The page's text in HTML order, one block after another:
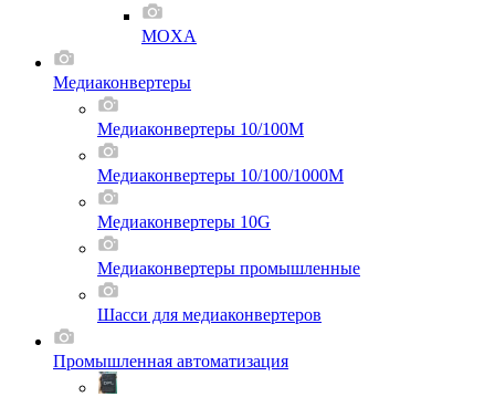
MOXA
Медиаконвертеры
Медиаконвертеры 10/100M
Медиаконвертеры 10/100/1000M
Медиаконвертеры 10G
Медиаконвертеры промышленные
Шасси для мeдиаконвертеров
Промышленная автоматизация